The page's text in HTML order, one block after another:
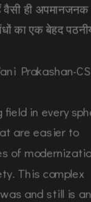
ही अपमानजनक
का एक बेहद
Prakashan-
in every
are easier to
of
This complex
and still is an